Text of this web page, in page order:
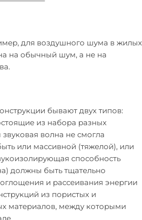
для воздушного шума в жилых
на обычный шум, а не на
бывают двух типов:
из набора разных
волна не смогла
или массивной (тяжелой), или
способность
должны быть тщательно
и рассеивания энергии
из пористых и
материалов, между которыми